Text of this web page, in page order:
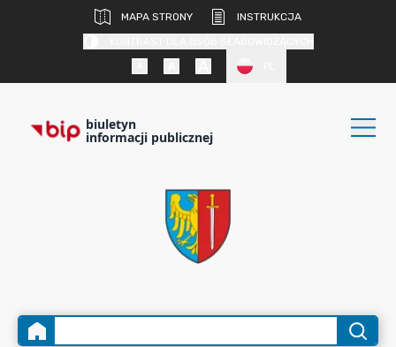
MAPA STRONY
INSTRUKCJA
biuletyn
informacji publicznej